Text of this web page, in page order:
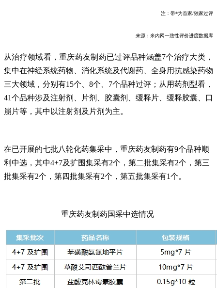
注：带*为首家/独家过评
来源：米内网一致性评价进度数据库
从治疗领域看，重庆药友制药已过评品种涵盖7个治疗大类，
集中在神经系统药物、消化系统及代谢药、全身用抗感染药物
三大领域，分别有15个、8个、7个品种过评；从用药剂型看，
41个品种涉及注射剂、片剂、胶囊剂、缓释片、缓释胶囊、口
崩片等，其中以注射剂及片剂为主。
在已开展的七批八轮化药集采中，重庆药友制药有9个品种顺
利中选，其中4+7及扩围集采有2个，第二批集采有2个，第三
批集采有2个，第四批集采有2个，第五批集采有1个。
重庆药友制药国采中选情况